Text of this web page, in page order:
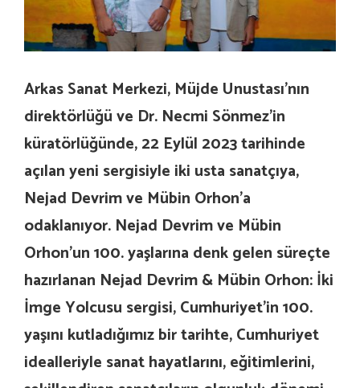
Arkas Sanat Merkezi, Müjde Unustası’nın
direktörlüğü ve Dr. Necmi Sönmez’in
küratörlüğünde, 22 Eylül 2023 tarihinde
açılan yeni sergisiyle iki usta sanatçıya,
Nejad Devrim ve Mübin Orhon’a
odaklanıyor. Nejad Devrim ve Mübin
Orhon’un 100. yaşlarına denk gelen süreçte
hazırlanan Nejad Devrim & Mübin Orhon: İki
İmge Yolcusu sergisi, Cumhuriyet’in 100.
yaşını kutladığımız bir tarihte, Cumhuriyet
idealleriyle sanat hayatlarını, eğitimlerini,